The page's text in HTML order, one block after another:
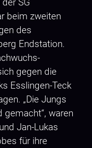
beim zweiten
des
Endstation.
gegen die
Esslingen-Teck
„Die Jungs
gemacht“, waren
Jan-Lukas
für ihre